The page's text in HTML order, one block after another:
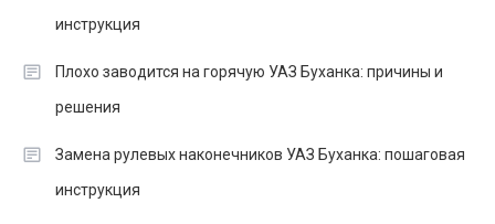
инструкция
Плохо заводится на горячую УАЗ Буханка: причины и
решения
Замена рулевых наконечников УАЗ Буханка: пошаговая
инструкция